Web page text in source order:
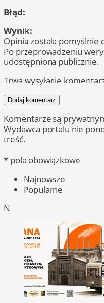
Błąd:
Wynik:
Opinia została pomyślnie
Po przeprowadzeniu
udostępniona publicznie.
Trwa wysyłanie
Dodaj komentarz
Komentarze są
Wydawca portalu nie
treść.
* pola obowiązkowe
Najnowsze
Popularne
N